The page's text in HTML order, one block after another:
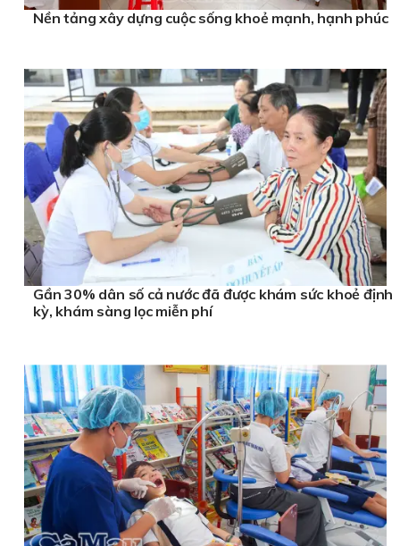
Nền tảng xây dựng cuộc sống khoẻ mạnh, hạnh phúc
Gần 30% dân số cả nước đã được khám sức khoẻ định
kỳ, khám sàng lọc miễn phí